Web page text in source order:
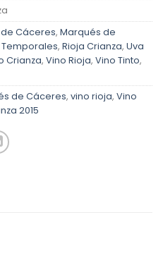
Cáceres, Marqués de
, Rioja Crianza, Uva
Crianza, Vino Rioja, Vino Tinto,
de Cáceres, vino rioja, Vino
2015